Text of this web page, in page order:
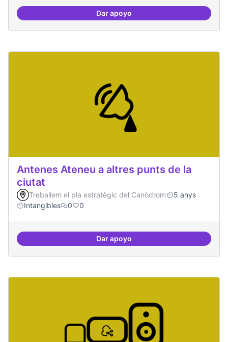
Dar apoyoEspai acompanyament periòdic
Antenes Ateneu a altres punts de la
ciutat
Treballem el pla estratègic del Canòdrom
5 anys
Intangibles
0 0
Dar apoyoAntenes Ateneu a altres punts